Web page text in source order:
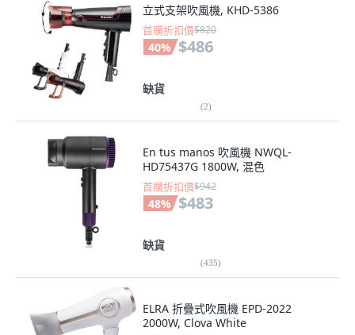
立式支架吹風機, KHD-5386
首購折扣價$820
40% $486
缺貨
(2)
En tus manos 吹風機 NWQL-
HD75437G 1800W, 混色
首購折扣價$942
48% $483
缺貨
(435)
ELRA 折疊式吹風機 EPD-2022
2000W, Clova White